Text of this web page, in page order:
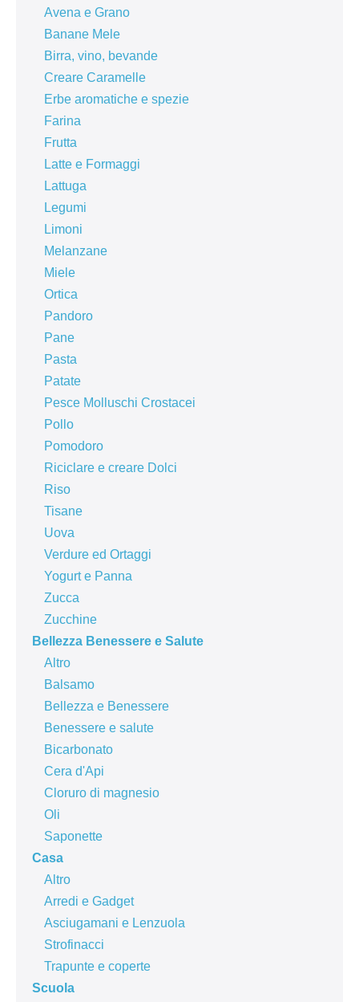
Avena e Grano
Banane Mele
Birra, vino, bevande
Creare Caramelle
Erbe aromatiche e spezie
Farina
Frutta
Latte e Formaggi
Lattuga
Legumi
Limoni
Melanzane
Miele
Ortica
Pandoro
Pane
Pasta
Patate
Pesce Molluschi Crostacei
Pollo
Pomodoro
Riciclare e creare Dolci
Riso
Tisane
Uova
Verdure ed Ortaggi
Yogurt e Panna
Zucca
Zucchine
Bellezza Benessere e Salute
Altro
Balsamo
Bellezza e Benessere
Benessere e salute
Bicarbonato
Cera d'Api
Cloruro di magnesio
Oli
Saponette
Casa
Altro
Arredi e Gadget
Asciugamani e Lenzuola
Strofinacci
Trapunte e coperte
Scuola